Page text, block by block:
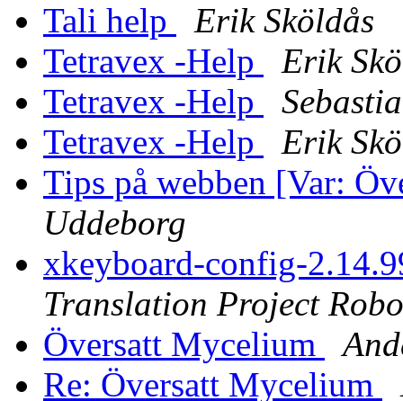
Tali help
Erik Sköldås
Tetravex -Help
Erik
Tetravex -Help
Tetravex -Help
Erik
Tips på webben [Var:
Uddeborg
xkeyboard-config-
Translation Project
Översatt Mycelium
Re: Översatt Mycelium